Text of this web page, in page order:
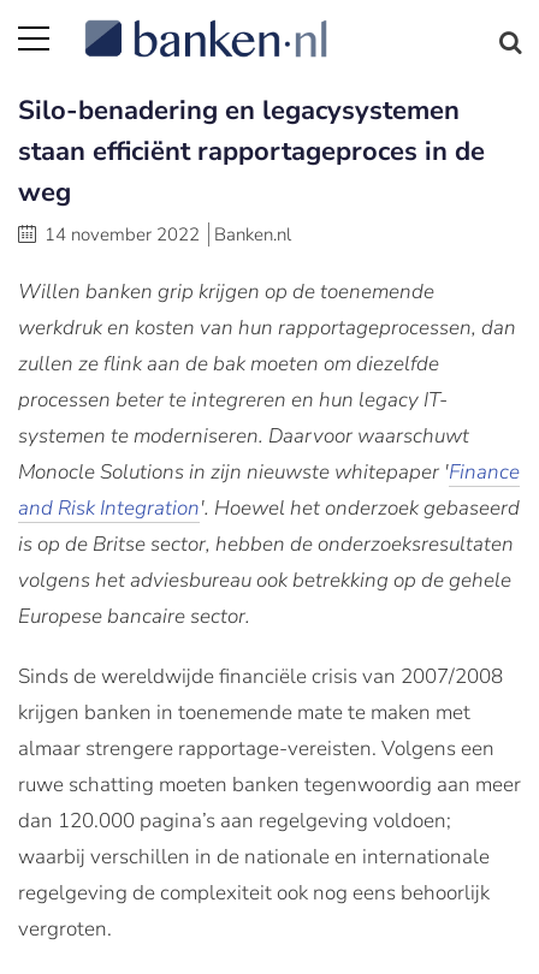
Silo-benadering en legacysystemen
staan efficiënt rapportageproces in de
weg
14 november 2022 Banken.nl
Willen banken grip krijgen op de toenemende
werkdruk en kosten van hun rapportageprocessen, dan
zullen ze flink aan de bak moeten om diezelfde
processen beter te integreren en hun legacy IT-
systemen te moderniseren. Daarvoor waarschuwt
Monocle Solutions in zijn nieuwste whitepaper 'Finance
and Risk Integration'. Hoewel het onderzoek gebaseerd
is op de Britse sector, hebben de onderzoeksresultaten
volgens het adviesbureau ook betrekking op de gehele
Europese bancaire sector.
Sinds de wereldwijde financiële crisis van 2007/2008
krijgen banken in toenemende mate te maken met
almaar strengere rapportage-vereisten. Volgens een
ruwe schatting moeten banken tegenwoordig aan meer
dan 120.000 pagina’s aan regelgeving voldoen;
waarbij verschillen in de nationale en internationale
regelgeving de complexiteit ook nog eens behoorlijk
vergroten.